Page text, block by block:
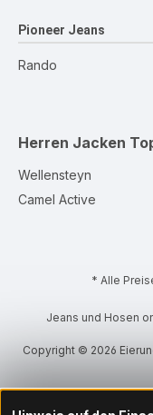
Pioneer Jeans
Rando
Herren Jacken
Wellensteyn
Camel Active
* Alle
Jeans und Hosen
Copyright © 2026